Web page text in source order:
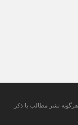
به اصناف/ تأکید بر
نوسازی تجهیزات و
نشر مطالب با ذكر